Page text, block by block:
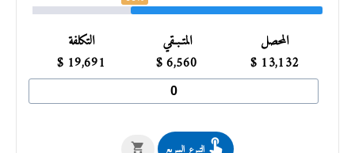
المحصل
13,132
$
المتـبـقي
6,560
$
التكلفة
19,691
$